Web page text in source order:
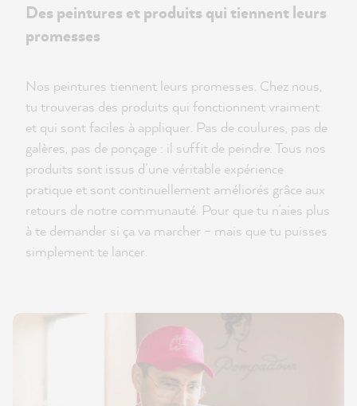
Des peintures et produits qui tiennent leurs
promesses
Nos peintures tiennent leurs promesses. Chez nous,
tu trouveras des produits qui fonctionnent vraiment
et qui sont faciles à appliquer. Pas de coulures, pas de
galères, pas de ponçage : il suffit de peindre. Tous nos
produits sont issus d’une véritable expérience
pratique et sont continuellement améliorés grâce aux
retours de notre communauté. Pour que tu n’aies plus
à te demander si ça va marcher – mais que tu puisses
simplement te lancer.